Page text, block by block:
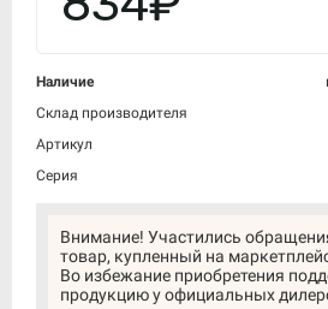
Наличие
Склад производителя
Артикул
Серия
Внимание! Участились
товар, купленный на
Во избежание приобретения
продукцию у официальных